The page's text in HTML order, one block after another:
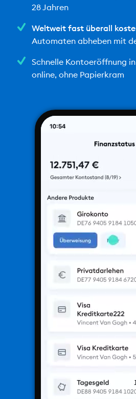
28 Jahren
Weltweit fast überall
Automaten abheben mit
Schnelle Kontoeröffnung
online, ohne Papierkram